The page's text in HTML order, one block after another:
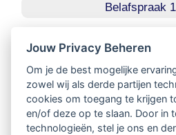
Belafspraak
Intake
Consult 60
Consult
Jouw Privacy Beheren
Om je de best mogelijke
zowel wij als derde partijen
cookies om toegang te krijgen
en/of deze op te slaan. Door in
technologieën, stel je ons en